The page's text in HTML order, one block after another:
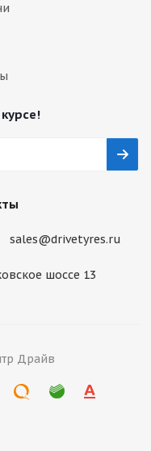
sales@drivetyres.ru
шоссе 13
Драйв